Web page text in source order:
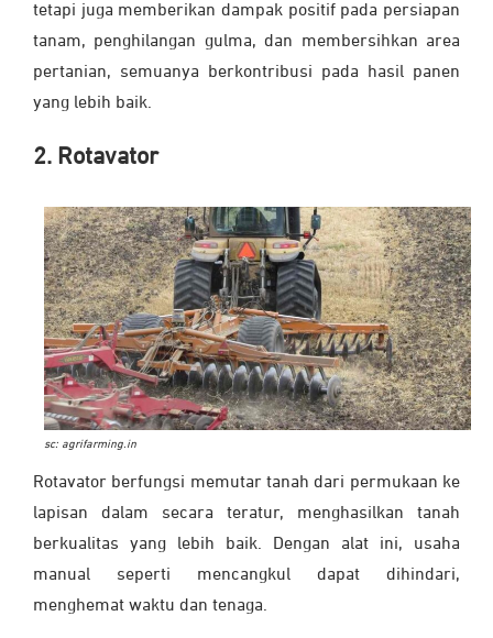
tetapi juga memberikan dampak positif pada persiapan
tanam, penghilangan gulma, dan membersihkan area
pertanian, semuanya berkontribusi pada hasil panen
yang lebih baik.
2. Rotavator
sc: agrifarming.in
Rotavator berfungsi memutar tanah dari permukaan ke
lapisan dalam secara teratur, menghasilkan tanah
berkualitas yang lebih baik. Dengan alat ini, usaha
manual seperti mencangkul dapat dihindari,
menghemat waktu dan tenaga.